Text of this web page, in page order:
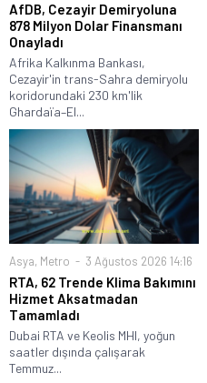
AfDB, Cezayir Demiryoluna
878 Milyon Dolar Finansmanı
Onayladı
Afrika Kalkınma Bankası,
Cezayir'in trans-Sahra demiryolu
koridorundaki 230 km'lik
Ghardaïa–El...
Asya, Metro 3 Ağustos 2026 14:16
RTA, 62 Trende Klima Bakımını
Hizmet Aksatmadan
Tamamladı
Dubai RTA ve Keolis MHI, yoğun
saatler dışında çalışarak
Temmuz...